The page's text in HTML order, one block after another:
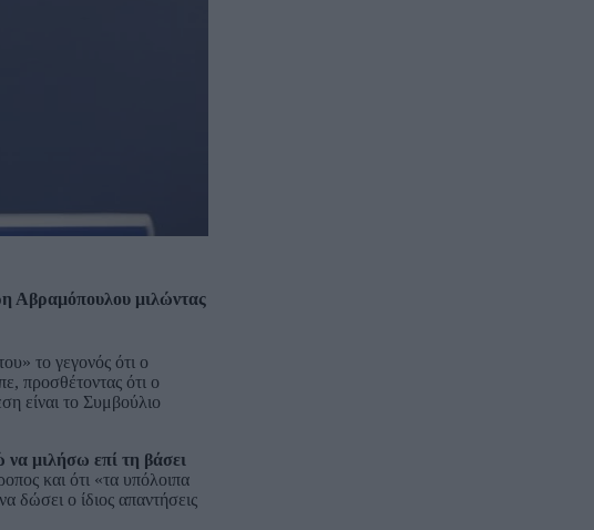
Αβραμόπουλου μιλώντας
το γεγονός ότι ο
προσθέτοντας ότι ο
είναι το Συμβούλιο
μιλήσω επί τη βάσει
και ότι «τα υπόλοιπα
δώσει ο ίδιος απαντήσεις